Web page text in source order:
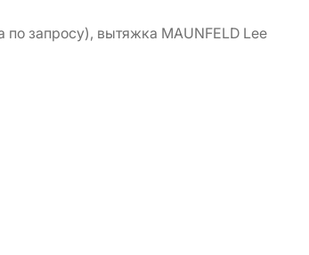
запросу), вытяжка MAUNFELD Lee